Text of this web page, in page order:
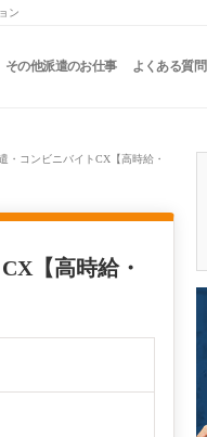
ン
その他派遣のお仕事 よくある質問
・コンビニバイトCX【高時給・
【高時給・